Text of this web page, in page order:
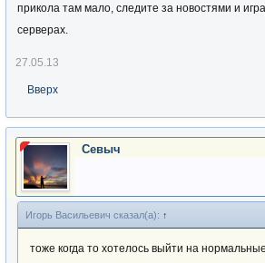
прикола там мало, следите за новостями и
серверах.
27.05.13
Вверх
Севыч
Игорь Васильевич сказал(а): ↑
тоже когда то хотелось выйти на